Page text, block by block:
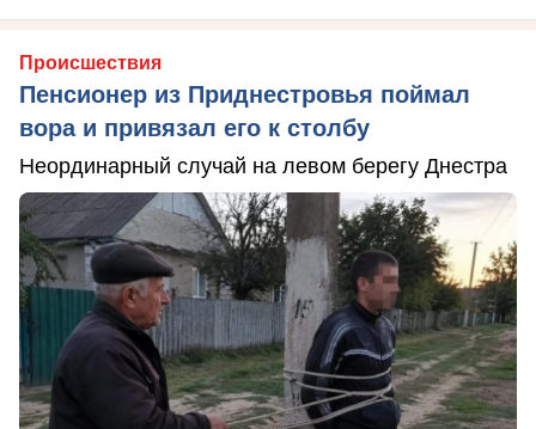
Происшествия
Пенсионер из Приднестровья поймал
вора и привязал его к столбу
Неординарный случай на левом берегу Днестра